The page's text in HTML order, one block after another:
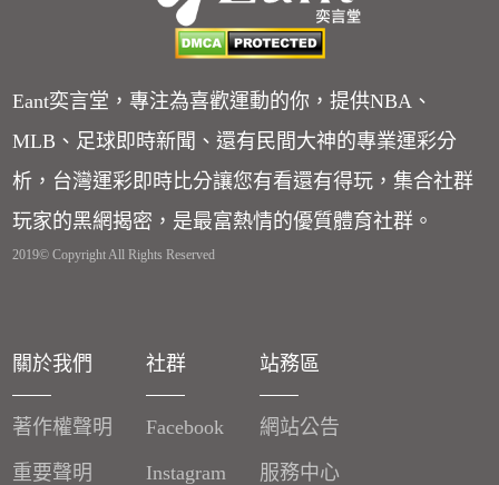
Eant奕言堂，專注為喜歡運動的你，提供NBA、
MLB、足球即時新聞、還有民間大神的專業運彩分
析，台灣運彩即時比分讓您有看還有得玩，集合社群
玩家的黑網揭密，是最富熱情的優質體育社群。
2019© Copyright All Rights Reserved
關於我們
著作權聲明
重要聲明
社群
Facebook
Instagram
站務區
網站公告
服務中心